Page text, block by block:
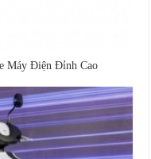
Máy Điện Đỉnh Cao